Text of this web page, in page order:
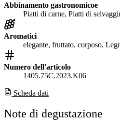
Abbinamento gastronomicoe
Piatti di carne, Piatti di
Aromatici
elegante, fruttato, corposo,
Numero dell'articolo
1405.75C.2023.K06
Scheda dati
Note di degustazione